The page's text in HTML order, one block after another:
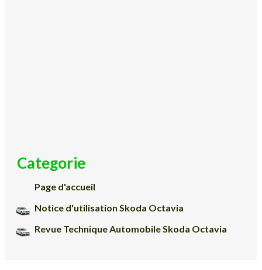
Categorie
Page d'accueil
Notice d'utilisation Skoda Octavia
Revue Technique Automobile Skoda Octavia